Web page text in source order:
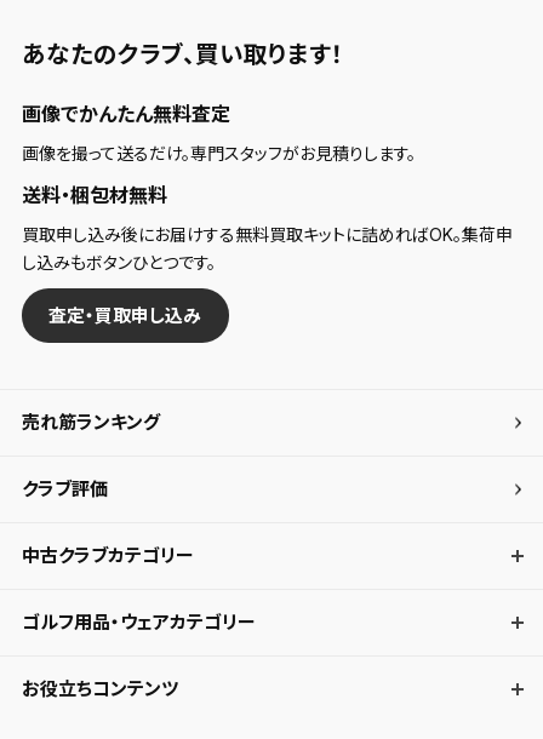
あなたのクラブ、 買い取ります！
画像でかんたん無料査定
画像を撮って送るだけ。専門スタッフがお見積りします。
送料・梱包材無料
買取申し込み後にお届けする無料買取キットに詰めればOK。集荷申
し込みもボタンひとつです。
査定・買取申し込み
売れ筋ランキング
クラブ評価
中古クラブカテゴリー
ゴルフ用品・ウェアカテゴリー
お役立ちコンテンツ